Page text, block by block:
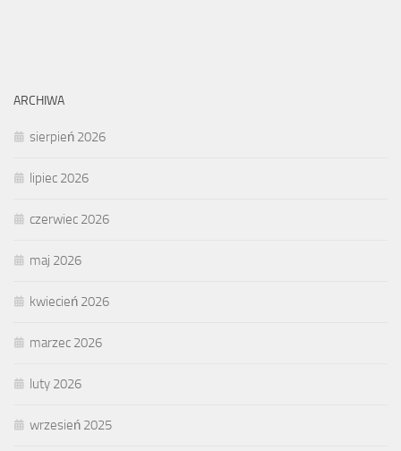
ARCHIWA
sierpień 2026
lipiec 2026
czerwiec 2026
maj 2026
kwiecień 2026
marzec 2026
luty 2026
wrzesień 2025